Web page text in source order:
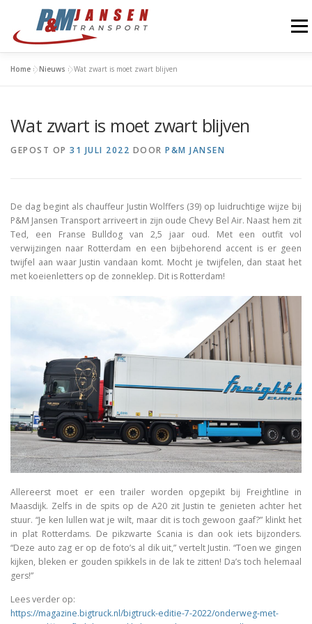
inhoud
Menu
Home »Nieuws »Wat zwart is moet zwart blijven
Wat zwart is moet zwart blijven
GEPOST OP 31 JULI 2022 DOOR P&M JANSEN
De dag begint als chauffeur Justin Wolffers (39) op luidruchtige wijze bij
P&M Jansen Transport arriveert in zijn oude Chevy Bel Air. Naast hem zit
Ted, een Franse Bulldog van 2,5 jaar oud. Met een outfit vol
verwijzingen naar Rotterdam en een bijbehorend accent is er geen
twijfel aan waar Justin vandaan komt. Mocht je twijfelen, dan staat het
met koeienletters op de zonneklep. Dit is Rotterdam!
Allereerst moet er een trailer worden opgepikt bij Freightline in
Maasdijk. Zelfs in de spits op de A20 zit Justin te genieten achter het
stuur. “Je ken lullen wat je wilt, maar dit is toch gewoon gaaf?” klinkt het
in plat Rotterdams. De pikzwarte Scania is dan ook iets bijzonders.
“Deze auto zag er op de foto’s al dik uit,” vertelt Justin. “Toen we gingen
kijken, bleken er gouden spikkels in de lak te zitten! Da’s toch helemaal
gers!”
Lees verder op:
https://magazine.bigtruck.nl/bigtruck-editie-7-2022/onderweg-met-